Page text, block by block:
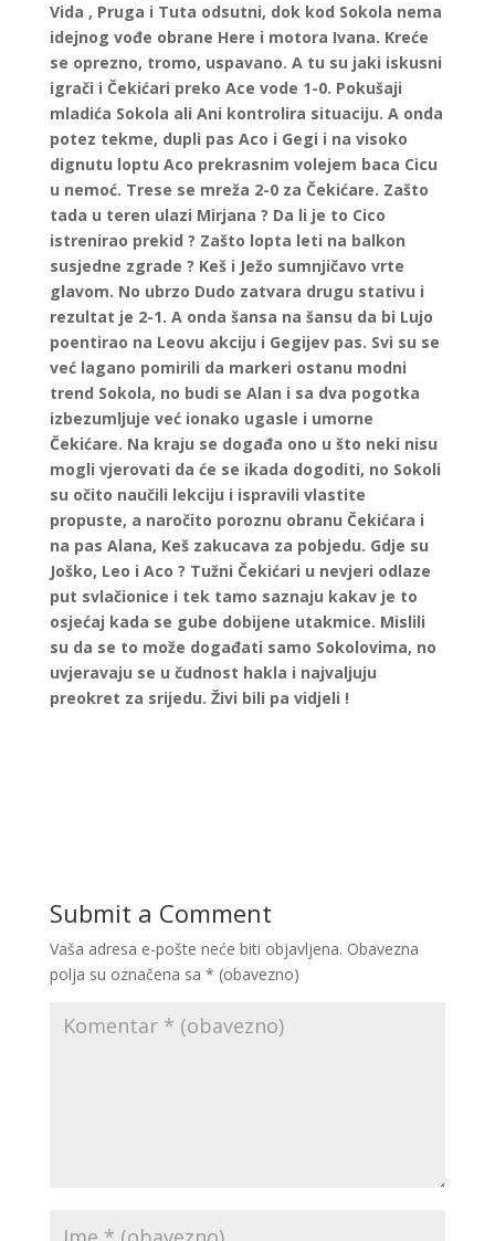
Vida , Pruga i Tuta odsutni, dok kod Sokola nema
idejnog vođe obrane Here i motora Ivana. Kreće
se oprezno, tromo, uspavano. A tu su jaki iskusni
igrači i Čekićari preko Ace vode 1-0. Pokušaji
mladića Sokola ali Ani kontrolira situaciju. A onda
potez tekme, dupli pas Aco i Gegi i na visoko
dignutu loptu Aco prekrasnim volejem baca Cicu
u nemoć. Trese se mreža 2-0 za Čekićare. Zašto
tada u teren ulazi Mirjana ? Da li je to Cico
istrenirao prekid ? Zašto lopta leti na balkon
susjedne zgrade ? Keš i Ježo sumnjičavo vrte
glavom. No ubrzo Dudo zatvara drugu stativu i
rezultat je 2-1. A onda šansa na šansu da bi Lujo
poentirao na Leovu akciju i Gegijev pas. Svi su se
već lagano pomirili da markeri ostanu modni
trend Sokola, no budi se Alan i sa dva pogotka
izbezumljuje već ionako ugasle i umorne
Čekićare. Na kraju se događa ono u što neki nisu
mogli vjerovati da će se ikada dogoditi, no Sokoli
su očito naučili lekciju i ispravili vlastite
propuste, a naročito poroznu obranu Čekićara i
na pas Alana, Keš zakucava za pobjedu. Gdje su
Joško, Leo i Aco ? Tužni Čekićari u nevjeri odlaze
put svlačionice i tek tamo saznaju kakav je to
osjećaj kada se gube dobijene utakmice. Mislili
su da se to može događati samo Sokolovima, no
uvjeravaju se u čudnost hakla i najvaljuju
preokret za srijedu. Živi bili pa vidjeli !
Submit a Comment
Vaša adresa e-pošte neće biti objavljena. Obavezna
polja su označena sa * (obavezno)